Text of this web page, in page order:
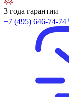
3 года гарантии
+7 (495) 646-74-74